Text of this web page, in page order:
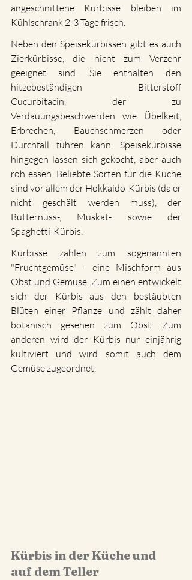
angeschnittene Kürbisse bleiben im
Kühlschrank 2-3 Tage frisch.
Neben den Speisekürbissen gibt es auch
Zierkürbisse, die nicht zum Verzehr
geeignet sind. Sie enthalten den
hitzebeständigen Bitterstoff
Cucurbitacin, der zu
Verdauungsbeschwerden wie Übelkeit,
Erbrechen, Bauchschmerzen oder
Durchfall führen kann. Speisekürbisse
hingegen lassen sich gekocht, aber auch
roh essen. Beliebte Sorten für die Küche
sind vor allem der Hokkaido-Kürbis (da er
nicht geschält werden muss), der
Butternuss-, Muskat- sowie der
Spaghetti-Kürbis.
Kürbisse zählen zum sogenannten
"Fruchtgemüse" - eine Mischform aus
Obst und Gemüse. Zum einen entwickelt
sich der Kürbis aus den bestäubten
Blüten einer Pflanze und zählt daher
botanisch gesehen zum Obst. Zum
anderen wird der Kürbis nur einjährig
kultiviert und wird somit auch dem
Gemüse zugeordnet.
Kürbis in der Küche und
auf dem Teller